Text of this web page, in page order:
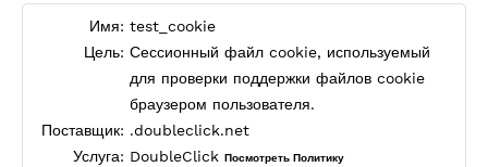
Имя: test_cookie
Цель: Сессионный файл cookie, используемый
для проверки поддержки файлов cookie
браузером пользователя.
Поставщик: .doubleclick.net
Услуга: DoubleClick Посмотреть Политику